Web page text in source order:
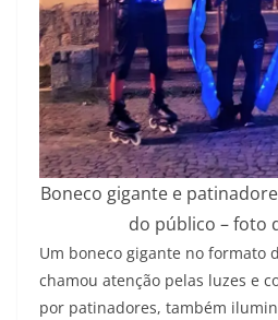
Boneco gigante e
do público – foto
Um boneco gigante no formato
chamou atenção pelas luzes e
por patinadores, também